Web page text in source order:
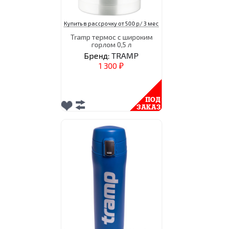
Купить в рассрочку от 500 р/ 3 мес
Tramp термос с широким
горлом 0,5 л
Бренд: TRAMP
1 300 ₽